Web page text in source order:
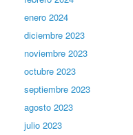
enero 2024
diciembre 2023
noviembre 2023
octubre 2023
septiembre 2023
agosto 2023
julio 2023